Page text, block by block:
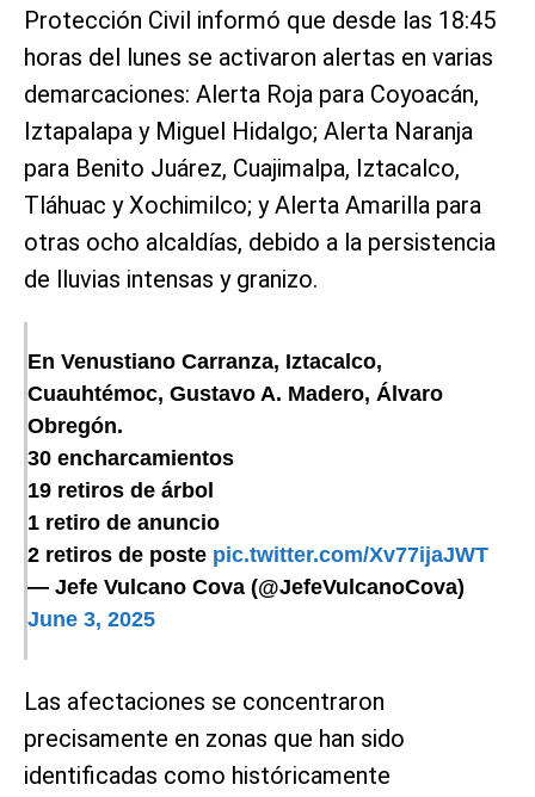
Protección Civil informó que desde las 18:45
horas del lunes se activaron alertas en varias
demarcaciones: Alerta Roja para Coyoacán,
Iztapalapa y Miguel Hidalgo; Alerta Naranja
para Benito Juárez, Cuajimalpa, Iztacalco,
Tláhuac y Xochimilco; y Alerta Amarilla para
otras ocho alcaldías, debido a la persistencia
de lluvias intensas y granizo.
En Venustiano Carranza, Iztacalco,
Cuauhtémoc, Gustavo A. Madero, Álvaro
Obregón.
30 encharcamientos
19 retiros de árbol
1 retiro de anuncio
2 retiros de poste pic.twitter.com/Xv77ijaJWT
— Jefe Vulcano Cova (@JefeVulcanoCova)
June 3, 2025
Las afectaciones se concentraron
precisamente en zonas que han sido
identificadas como históricamente